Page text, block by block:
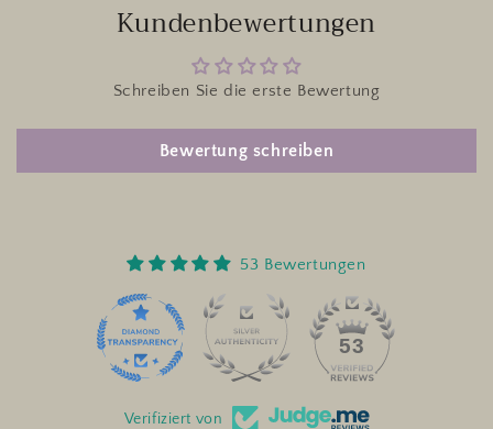
Kundenbewertungen
Schreiben Sie die erste Bewertung
Bewertung schreiben
53 Bewertungen
53
Verifiziert von